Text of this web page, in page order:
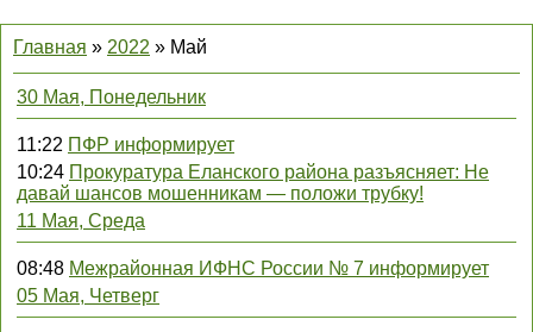
Главная » 2022 » Май
30 Мая, Понедельник
11:22 ПФР информирует
10:24 Прокуратура Еланского района разъясняет: Не
давай шансов мошенникам — положи трубку!
11 Мая, Среда
08:48 Межрайонная ИФНС России № 7 информирует
05 Мая, Четверг